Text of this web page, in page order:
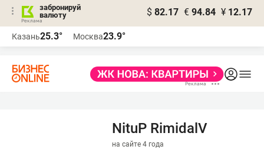
забронируй
валюту
$ 82.17 € 94.84 ¥ 12.17
Казань25.3° Москва23.9°
NituP RimidalV
на сайте 4 года